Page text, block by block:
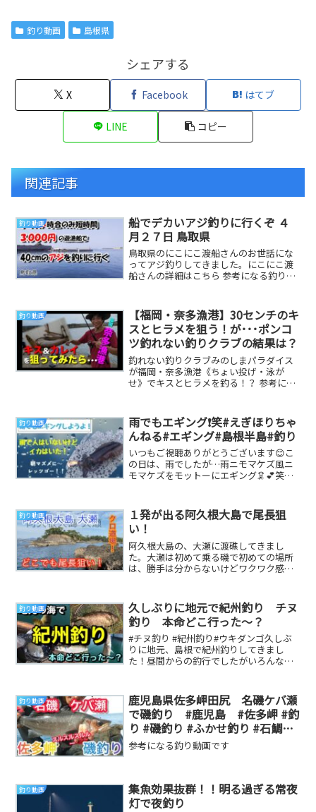
釣り動画 島根県
シェアする
X Facebook はてブ
LINE コピー
関連記事
釣り動画
船でデカいアジ釣りに行くぞ ４
月２７日 鳥取県
鳥取県のにこにこ渡船さんのお世話にな
ってアジ釣りしてきました。にこにこ渡
船さんの詳細はこちら 参考になる釣り動
釣り動画
【福岡・奈多漁港】30センチのキ
スとヒラメを狙う！が･･･ポンコ
ツ釣れない釣りクラブの結果は？
釣れない釣りクラブみのしまパラダイス
が福岡・奈多漁港《ちょい投げ・泳が
せ》でキスとヒラメを釣る！？ 参考にな
釣り動画
雨でもエギング❗️笑#えぎほりちゃ
んねる#エギング#島根半島#釣り
いつもご視聴ありがとうございます😊こ
の日は、雨でしたが…雨ニモマケズ風ニ
モマケズをモットーにエギング🦑💕笑雨
釣り動画
１発が出る阿久根大島で尾長狙
い！
阿久根大島の、大瀬に渡礁してきまし
た。大瀬は初めて乗る磯で初めての場所
は、勝手は分からないけどワクワク感は
釣り動画
久しぶりに地元で紀州釣り チヌ
釣り 本命どこ行った〜？
#チヌ釣り #紀州釣り#ウキダンゴ久しぶ
りに地元、島根で紀州釣りしてきまし
た！昼間からの釣行でしたがいろんな魚
釣り動画
鹿児島県佐多岬田尻 名磯ケバ瀬
で磯釣り #鹿児島 #佐多岬 #釣
り #磯釣り #ふかせ釣り #石鯛釣
り #shimano #がまかつ #daiwa
参考になる釣り動画です
釣り動画
集魚効果抜群！！明る過ぎる常夜
灯で夜釣り